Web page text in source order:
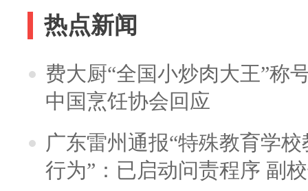
热点新闻
费大厨“全国小炒肉大王”称
中国烹饪协会回应
广东雷州通报“特殊教育学
行为”：已启动问责程序 副